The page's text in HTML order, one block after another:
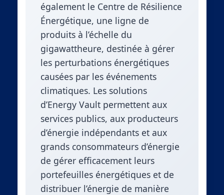
également le Centre de Résilience
Énergétique, une ligne de
produits à l’échelle du
gigawattheure, destinée à gérer
les perturbations énergétiques
causées par les événements
climatiques. Les solutions
d’Energy Vault permettent aux
services publics, aux producteurs
d’énergie indépendants et aux
grands consommateurs d’énergie
de gérer efficacement leurs
portefeuilles énergétiques et de
distribuer l’énergie de manière